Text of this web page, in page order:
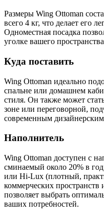
Размеры Wing Ottoman
всего 4 кг, что делает его
Одноместная посадка
уголке вашего
Куда поставить
Wing Ottoman идеально
спальне или домашнем
стиля. Он также может
зоне или переговорной,
современным
Наполнитель
Wing Ottoman доступен с
сминаемый около 20% в
или Hi-Lux (плотный,
коммерческих
позволяет выбрать
ваших потребностей.